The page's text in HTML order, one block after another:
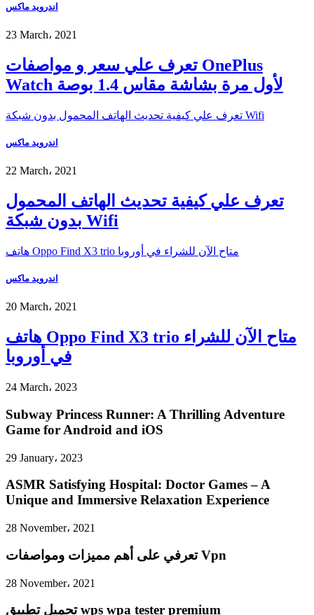
اندرويد ماكس
23 March، 2021
تعرف علي سعر و مواصفات OnePlus
Watch لأول مرة بشاشة مقاس 1.4 بوصة
تعرف علي كيفية تحديث الهاتف المحمول بدون شبكة Wifi
اندرويد ماكس
22 March، 2021
تعرف علي كيفية تحديث الهاتف المحمول
بدون شبكة Wifi
هاتف Oppo Find X3 trio متاح الآن للشراء في أوروبا
اندرويد ماكس
20 March، 2021
هاتف Oppo Find X3 trio متاح الآن للشراء
في أوروبا
24 March، 2023
Subway Princess Runner: A Thrilling Adventure
Game for Android and iOS
29 January، 2023
ASMR Satisfying Hospital: Doctor Games – A
Unique and Immersive Relaxation Experience
28 November، 2021
تعرفي على أهم مميزات ومواصفات Vpn
28 November، 2021
تحميل تطبيق wps wpa tester premium